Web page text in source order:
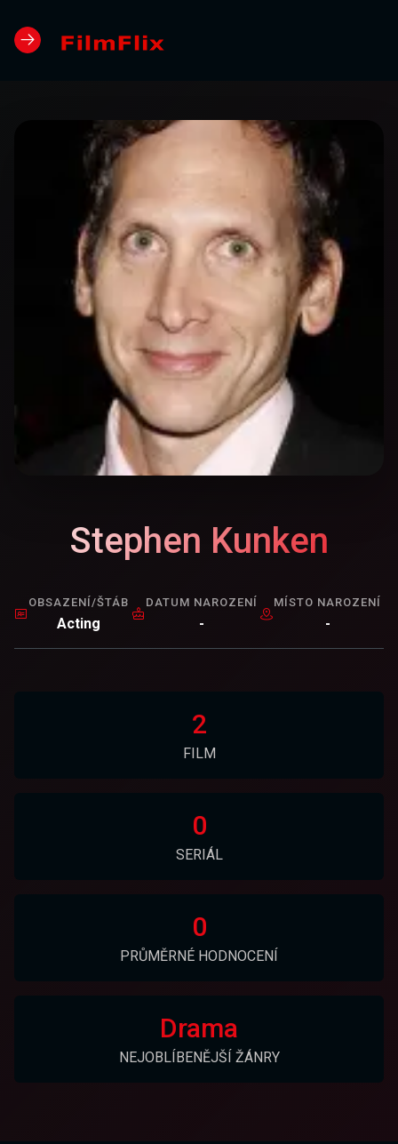
Stephen Kunken
OBSAZENÍ/ŠTÁB
Acting
DATUM NAROZENÍ
-
MÍSTO NAROZENÍ
-
2
FILM
0
SERIÁL
0
PRŮMĚRNÉ HODNOCENÍ
Drama
NEJOBLÍBENĚJŠÍ ŽÁNRY